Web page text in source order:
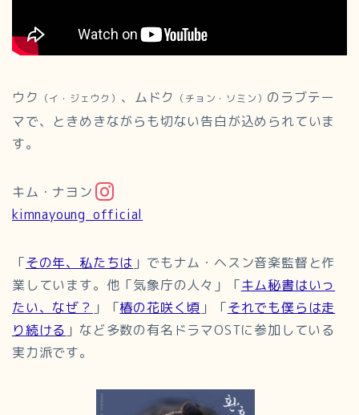
ウク （イ・ジェウク） 、ムドク （チョン・ソミン） のラブテー
マで、ときめきながらも切ない告白が込められていま
す。
キム・ナヨン
kimnayoung_official
「その年、私たちは 」でもナム・ヘスン音楽監督と作
業しています。他「気象庁の人々」「キム秘書はいっ
たい、なぜ？ 」「椿の花咲く頃 」「それでも僕らは走
り続ける 」など多数の有名ドラマOSTに参加している
実力派です。